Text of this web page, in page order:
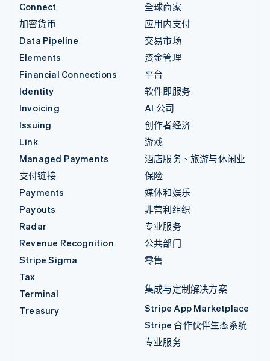
Connect
加密货币
Data Pipeline
Elements
Financial Connections
Identity
Invoicing
Issuing
Link
Managed Payments
支付链接
Payments
Payouts
Radar
Revenue Recognition
Stripe Sigma
Tax
Terminal
Treasury
全球商家
应用内支付
交易市场
资金管理
平台
软件即服务
AI 公司
创作者经济
游戏
酒店服务、旅游与休闲业
保险
媒体和娱乐
非营利组织
专业服务
公共部门
零售
集成与定制解决方案
Stripe App Marketplace
Stripe 合作伙伴生态系统
专业服务